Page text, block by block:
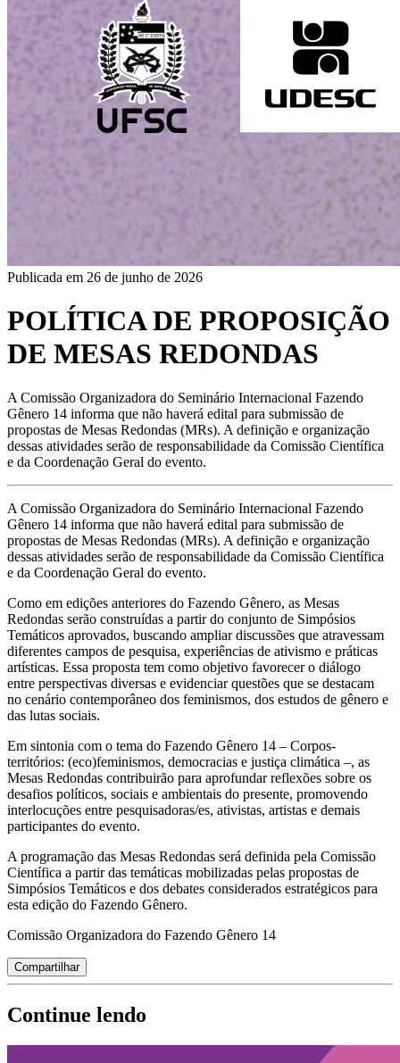
Publicada em 26 de junho de 2026
POLÍTICA DE PROPOSIÇÃO
DE MESAS REDONDAS
A Comissão Organizadora do Seminário Internacional Fazendo
Gênero 14 informa que não haverá edital para submissão de
propostas de Mesas Redondas (MRs). A definição e organização
dessas atividades serão de responsabilidade da Comissão Científica
e da Coordenação Geral do evento.
A Comissão Organizadora do Seminário Internacional Fazendo
Gênero 14 informa que não haverá edital para submissão de
propostas de Mesas Redondas (MRs). A definição e organização
dessas atividades serão de responsabilidade da Comissão Científica
e da Coordenação Geral do evento.
Como em edições anteriores do Fazendo Gênero, as Mesas
Redondas serão construídas a partir do conjunto de Simpósios
Temáticos aprovados, buscando ampliar discussões que atravessam
diferentes campos de pesquisa, experiências de ativismo e práticas
artísticas. Essa proposta tem como objetivo favorecer o diálogo
entre perspectivas diversas e evidenciar questões que se destacam
no cenário contemporâneo dos feminismos, dos estudos de gênero e
das lutas sociais.
Em sintonia com o tema do Fazendo Gênero 14 – Corpos-
territórios: (eco)feminismos, democracias e justiça climática –, as
Mesas Redondas contribuirão para aprofundar reflexões sobre os
desafios políticos, sociais e ambientais do presente, promovendo
interlocuções entre pesquisadoras/es, ativistas, artistas e demais
participantes do evento.
A programação das Mesas Redondas será definida pela Comissão
Científica a partir das temáticas mobilizadas pelas propostas de
Simpósios Temáticos e dos debates considerados estratégicos para
esta edição do Fazendo Gênero.
Comissão Organizadora do Fazendo Gênero 14
Compartilhar
Continue lendo